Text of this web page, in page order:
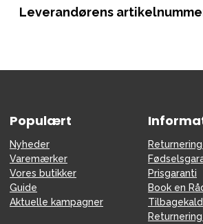
Leverandørens
Populært
Nyheder
Varemærker
Vores butikker
Guide
Aktuelle kampagner
Prisgaranti
Book en